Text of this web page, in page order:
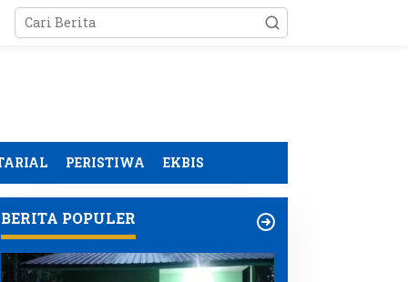
PERISTIWA EKBIS
BERITA POPULER